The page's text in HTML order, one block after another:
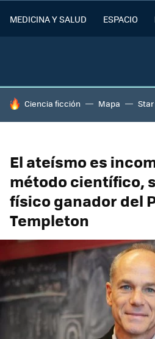
MEDICINA Y SALUD ESPACIO
HOY SE HABLA DE
Ciencia ficción Mapa
El ateísmo es
método científico,
físico ganador del
Templeton